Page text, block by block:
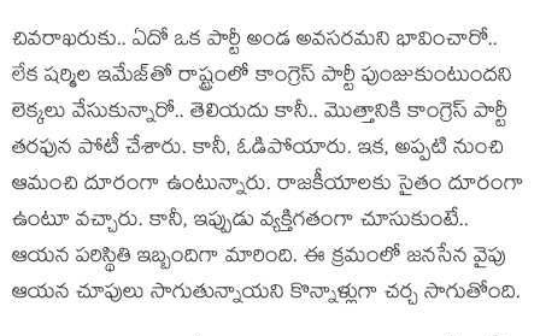
చివ‌రాఖ‌రుకు.. ఏదో ఒక పార్టీ అండ అవ‌స‌రమ‌ని భావించారో..
లేక ష‌ర్మిల ఇమేజ్‌తో రాష్ట్రంలో కాంగ్రెస్ పార్టీ పుంజుకుంటుంద‌ని
లెక్క‌లు వేసుకున్నారో.. తెలియ‌దు కానీ.. మొత్తానికి కాంగ్రెస్ పార్టీ
త‌ర‌ఫున పోటీ చేశారు. కానీ, ఓడిపోయారు. ఇక‌, అప్ప‌టి నుంచి
ఆమంచి దూరంగా ఉంటున్నారు. రాజ‌కీయాల‌కు సైతం దూరంగా
ఉంటూ వ‌చ్చారు. కానీ, ఇప్పుడు వ్య‌క్తిగ‌తంగా చూసుకుంటే..
ఆయ‌న ప‌రిస్థితి ఇబ్బందిగా మారింది. ఈ క్ర‌మంలో జ‌న‌సేన వైపు
ఆయ‌న చూపులు సాగుతున్నాయ‌ని కొన్నాళ్లుగా చ‌ర్చ సాగుతోంది.